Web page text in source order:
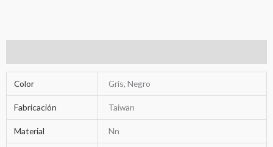
Color Gris, Negro
Fabricación Taiwan
Material Nn